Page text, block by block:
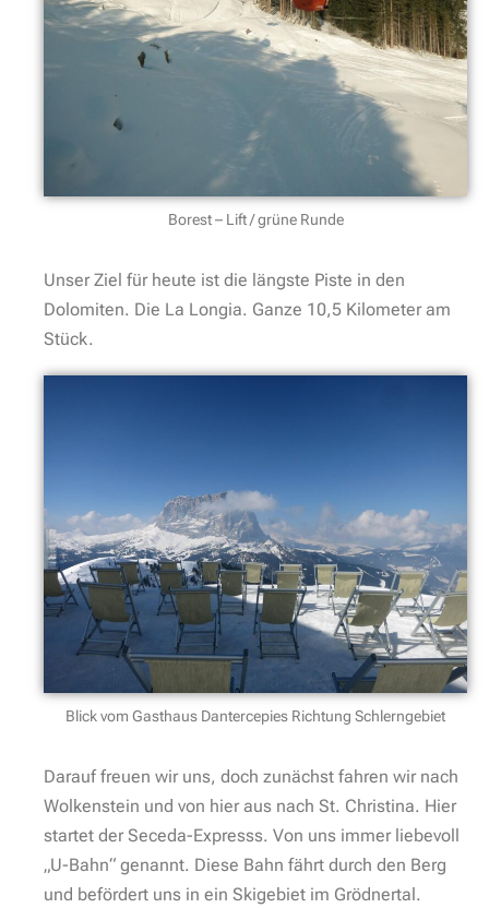
Borest – Lift / grüne Runde
Unser Ziel für heute ist die längste Piste in den
Dolomiten. Die La Longia. Ganze 10,5 Kilometer am
Stück.
Blick vom Gasthaus Dantercepies Richtung Schlerngebiet
Darauf freuen wir uns, doch zunächst fahren wir nach
Wolkenstein und von hier aus nach St. Christina. Hier
startet der Seceda-Expresss. Von uns immer liebevoll
„U-Bahn“ genannt. Diese Bahn fährt durch den Berg
und befördert uns in ein Skigebiet im Grödnertal.